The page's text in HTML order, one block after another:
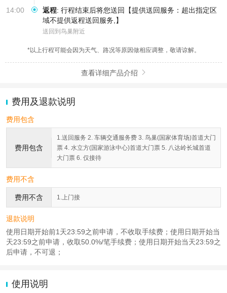
14:00 返程: 行程结束后将您送回【提供送回服务：超出指定区
域不提供返程送回服务,】
送回到鸟巢附近
*以上行程可能会因为天气、路况等原因做相应调整，敬请谅解。
查看详细产品介绍 
费用及退款说明
费用包含
费用包含
1.送回服务 2. 车辆交通服务费 3. 鸟巢(国家体育场)首道大门
票 4. 水立方(国家游泳中心)首道大门票 5. 八达岭长城首道
大门票 6. 仅接待
费用不含
费用不含 1.上门接
退款说明
使用日期开始前1天23:59之前申请，不收取手续费；使用日期开始当
天23:59之前申请，收取50.0%/笔手续费；使用日期开始当天23:59之
后申请，不可退；
使用说明